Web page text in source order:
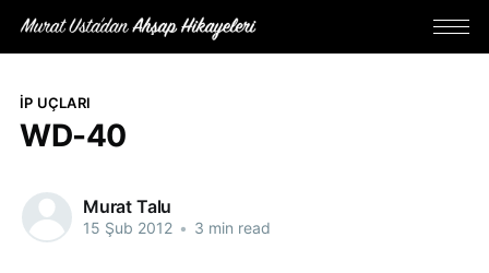
İP UÇLARI
WD-40
Murat Talu
15 Şub 2012 • 3 min read